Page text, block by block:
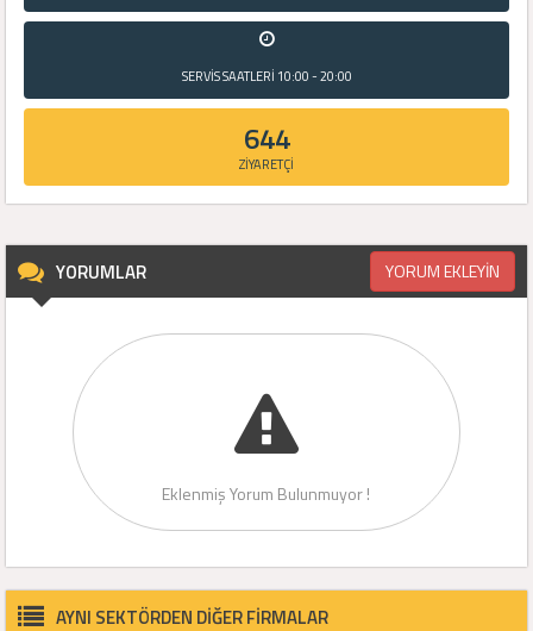
SERVİS SAATLERİ 10:00 - 20:00
644
ZİYARETÇİ
YORUMLAR YORUM EKLEYİN
Eklenmiş Yorum Bulunmuyor !
AYNI SEKTÖRDEN DİĞER FİRMALAR